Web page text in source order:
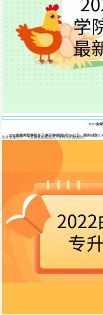
2022曲
2022曲靖师范学院专升本开学时间8月25-26日，报到须知公
的录取通知书，大家要根据规定的开学时间到校报到。